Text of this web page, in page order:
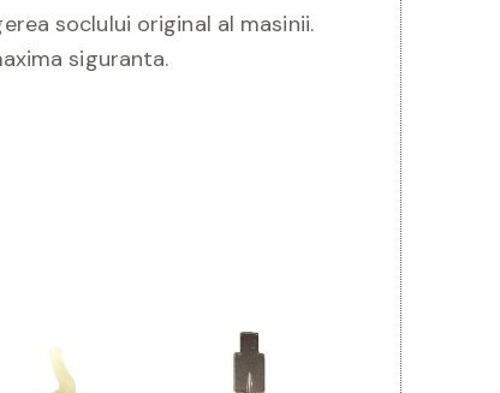
soclului original al masinii.
siguranta.